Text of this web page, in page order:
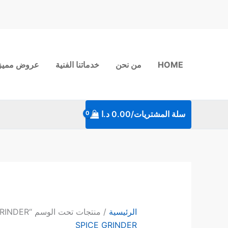
HOME من نحن خدماتنا الفنية عروض
سلة المشتريات/0.00 د.ا
الرئيسية / منتجات تحت الوسم “SPICE GRINDER”
SPICE GRINDER